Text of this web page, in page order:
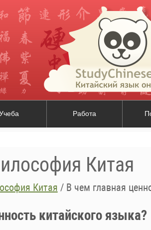
Работа
Китая
Китая / В чем главная
китайского языка?